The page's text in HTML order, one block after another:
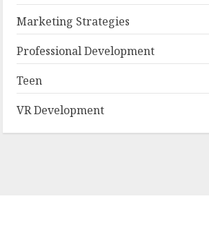
Marketing Strategies
Professional Development
Teen
VR Development